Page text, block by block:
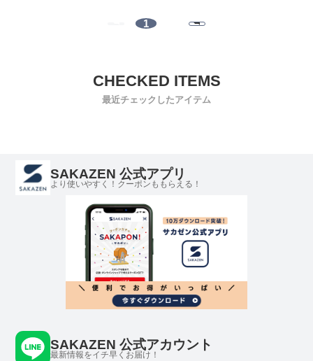
1
最近チェックしたアイテム
SAKAZEN 公式アプリ
より使いやすく！クーポンももらえる！
SAKAZEN 公式アカウント
最新情報をイチ早くお届け！